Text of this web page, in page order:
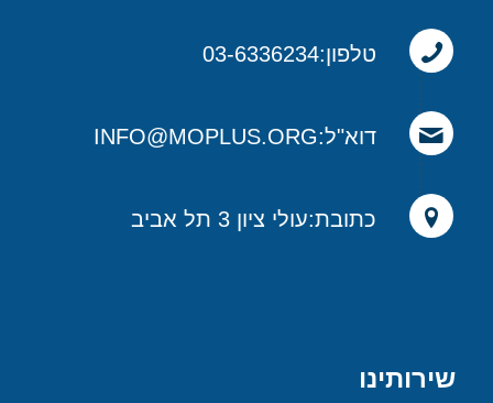
טלפון:03-6336234
דוא"ל:INFO@MOPLUS.ORG
כתובת:עולי ציון 3 תל אביב
שירותינו